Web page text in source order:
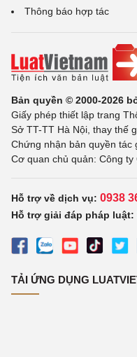
Thông báo hợp tác
Bản quyền © 2000-2026
Giấy phép thiết lập trang
Sở TT-TT Hà Nội, thay thế
Chứng nhận bản quyền tác
Cơ quan chủ quản: Công
Hỗ trợ về dịch vụ: 0938
Hỗ trợ giải đáp pháp luật:
TẢI ỨNG DỤNG